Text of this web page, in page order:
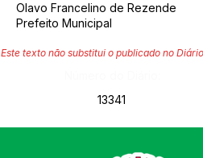
Olavo Francelino de Rezende
Prefeito Municipal
Este texto não substitui o publicado no
13341